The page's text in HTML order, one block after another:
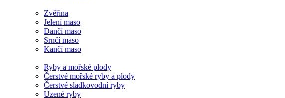
Zvěřina
Jelení maso
Dančí maso
Srnčí maso
Kančí maso
Ryby a mořské plody
Čerstvé mořské ryby a plody
Čerstvé sladkovodní ryby
Uzené ryby